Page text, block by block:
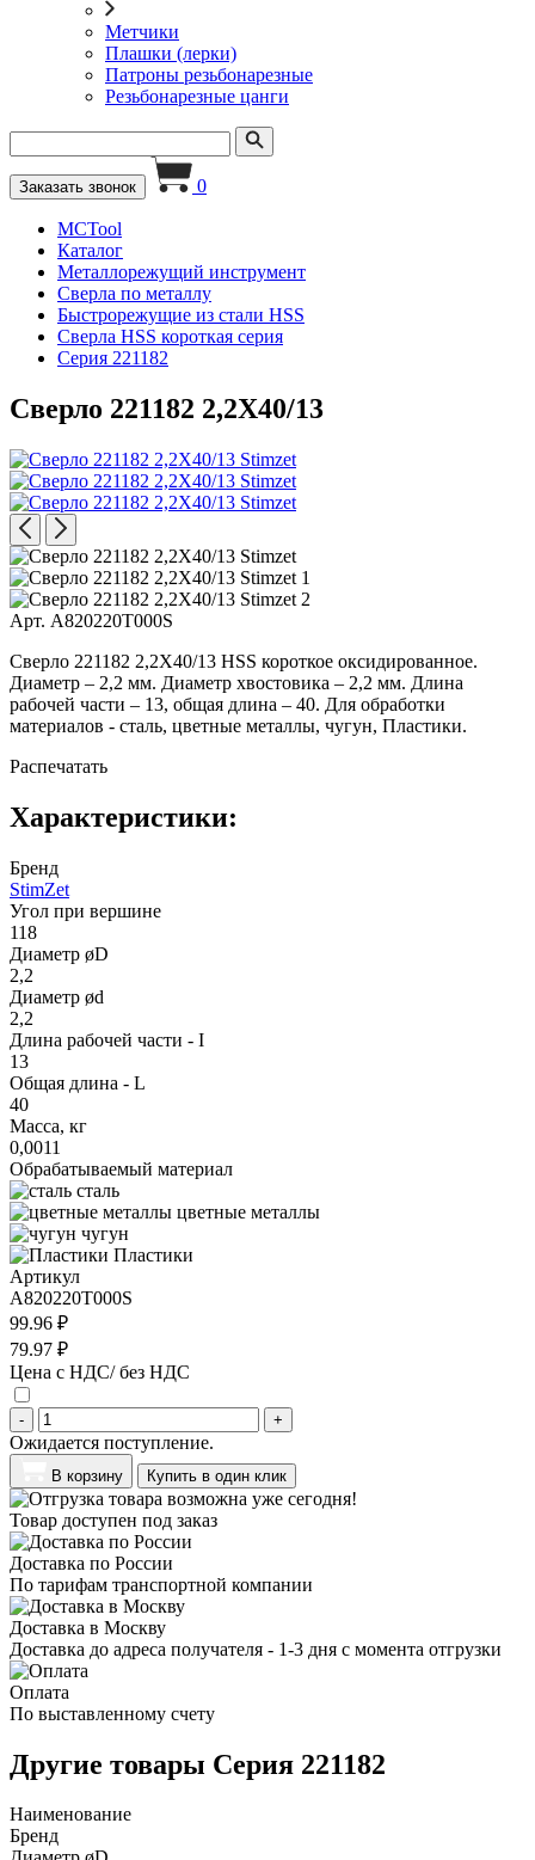
Метчики
Плашки (лерки)
Патроны резьбонарезные
Резьбонарезные цанги
Заказать звонок 0
MCTool
Каталог
Металлорежущий инструмент
Сверла по металлу
Быстрорежущие из стали HSS
Сверла HSS короткая серия
Серия 221182
Сверло 221182 2,2X40/13
Арт. A820220T000S
Сверло 221182 2,2X40/13 HSS короткое оксидированное.
Диаметр – 2,2 мм. Диаметр хвостовика – 2,2 мм. Длина
рабочей части – 13, общая длина – 40. Для обработки
материалов - сталь, цветные металлы, чугун, Пластики.
Распечатать
Характеристики:
Бренд
StimZet
Угол при вершине
118
Диаметр øD
2,2
Диаметр ød
2,2
Длина рабочей части - I
13
Общая длина - L
40
Масса, кг
0,0011
Обрабатываемый материал
сталь
цветные металлы
чугун
Пластики
Артикул
A820220T000S
99.96 ₽
79.97 ₽
Цена с НДС/ без НДС
- +
Ожидается поступление.
В корзину Купить в один клик
Товар доступен под заказ
Доставка по России
По тарифам транспортной компании
Доставка в Москву
Доставка до адреса получателя - 1-3 дня с момента отгрузки
Оплата
По выставленному счету
Другие товары Серия 221182
Наименование
Бренд